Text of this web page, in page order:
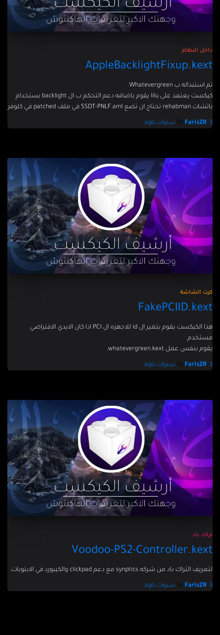
داخل النظام
AppleBacklightFixup.kext
تم استبداله ب Whatevergreen.
كيكست يعتمد على lilu يقوم باضافه دعم التحكم ب ال backlight بستخدام
باتشات rehabman تحتاج ان تضع SSDT-PNLF.aml في ملف patched في كلوفر
FarisZR, 3 سنوات
كرت الشاشة
FakePCIID.kext
هذا الكيكست يقوم بتغير ال id للاجهزه ال PCI اذا كان الايدي الافتراضي
مستخدم.
يقوم بنفس عمل whatevergreen.kext.
FarisZR, 3 سنوات
تراك باد
Voodoo-PS2-Controller.kext
لتعريف التراك باد من شركه synptics مع دعم clickpad والكيبورد في الابتوبات.
FarisZR, 3 سنوات